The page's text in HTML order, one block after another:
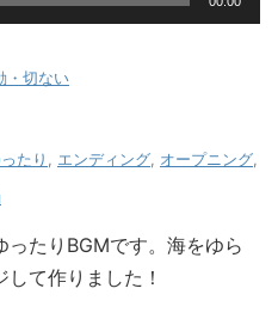
・切ない
たり エンディング オープニング
たりBGMです。海をゆら
て作りました！